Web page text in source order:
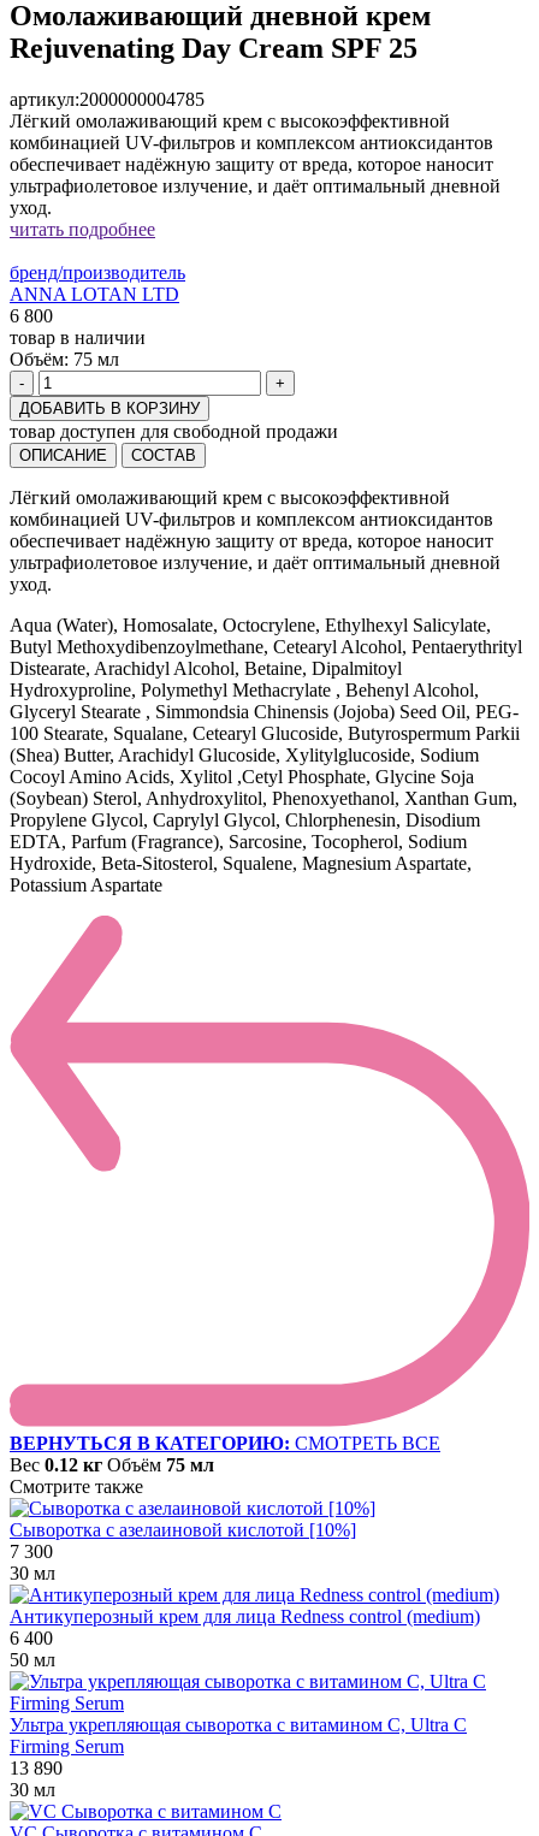
Омолаживающий дневной крем
Rejuvenating Day Cream SPF 25
артикул:2000000004785
Лёгкий омолаживающий крем с высокоэффективной
комбинацией UV-фильтров и комплексом антиоксидантов
обеспечивает надёжную защиту от вреда, которое наносит
ультрафиолетовое излучение, и даёт оптимальный дневной
уход.
читать подробнее
бренд/производитель
ANNA LOTAN LTD
6 800
товар в наличии
Объём: 75 мл
-
+
ДОБАВИТЬ В КОРЗИНУ
товар доступен для свободной продажи
ОПИСАНИЕ СОСТАВ
Лёгкий омолаживающий крем с высокоэффективной
комбинацией UV-фильтров и комплексом антиоксидантов
обеспечивает надёжную защиту от вреда, которое наносит
ультрафиолетовое излучение, и даёт оптимальный дневной
уход.
Aqua (Water), Homosalate, Octocrylene, Ethylhexyl Salicylate,
Butyl Methoxydibenzoylmethane, Cetearyl Alcohol, Pentaerythrityl
Distearate, Arachidyl Alcohol, Betaine, Dipalmitoyl
Hydroxyproline, Polymethyl Methacrylate , Behenyl Alcohol,
Glyceryl Stearate , Simmondsia Chinensis (Jojoba) Seed Oil, PEG-
100 Stearate, Squalane, Cetearyl Glucoside, Butyrospermum Parkii
(Shea) Butter, Arachidyl Glucoside, Xylitylglucoside, Sodium
Cocoyl Amino Acids, Xylitol ,Cetyl Phosphate, Glycine Soja
(Soybean) Sterol, Anhydroxylitol, Phenoxyethanol, Xanthan Gum,
Propylene Glycol, Caprylyl Glycol, Chlorphenesin, Disodium
EDTA, Parfum (Fragrance), Sarcosine, Tocopherol, Sodium
Hydroxide, Beta-Sitosterol, Squalene, Magnesium Aspartate,
Potassium Aspartate
ВЕРНУТЬСЯ В КАТЕГОРИЮ: СМОТРЕТЬ ВСЕ
Вес 0.12 кг Объём 75 мл
Смотрите также
Сыворотка с азелаиновой кислотой [10%]
7 300
30 мл
Антикуперозный крем для лица Redness control (medium)
6 400
50 мл
Ультра укрепляющая сыворотка с витамином С, Ultra C
Firming Serum
13 890
30 мл